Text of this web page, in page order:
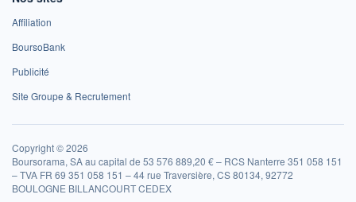
Affiliation
BoursoBank
Publicité
Site Groupe & Recrutement
Copyright © 2026
Boursorama, SA au capital de 53 576 889,20 € – RCS Nanterre 351 058 151
– TVA FR 69 351 058 151 – 44 rue Traversière, CS 80134, 92772
BOULOGNE BILLANCOURT CEDEX